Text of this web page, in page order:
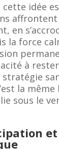
cette idée
en
la force
à
stratégie
la
sous le